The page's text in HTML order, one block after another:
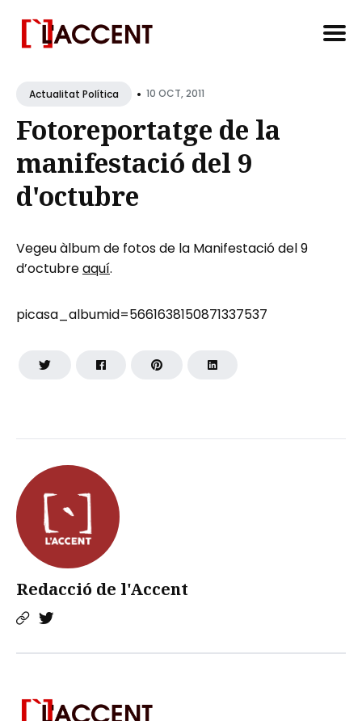
forActualitat Política • 10 OCT, 2011
Fotoreportatge de la
manifestació del 9
d'octubre
Redacció de l'Accent
Vegeu àlbum de fotos de la Manifestació del 9
d’octubreaquí.
picasa_albumid=5661638150871337537